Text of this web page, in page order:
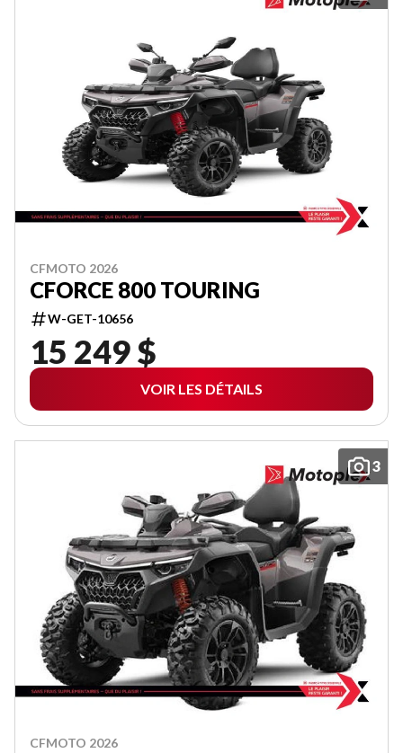
CFMOTO 2026
CFORCE 800 TOURING
W-GET-10656
15 249 $
VOIR LES DÉTAILS
3
CFMOTO 2026